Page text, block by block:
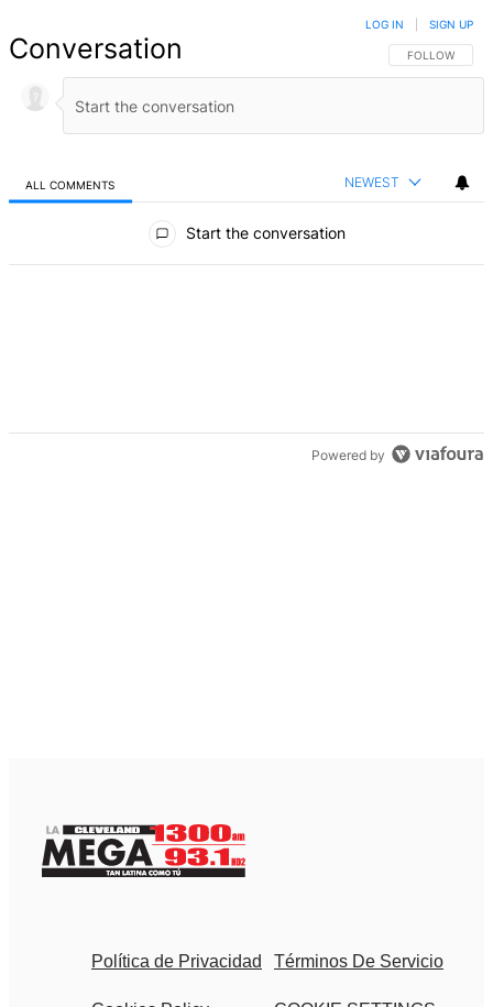
Conversation FOLLOW THIS
FOLLOW
LOG IN SIGN UP
ALL COMMENTS NEWEST
Start the conversation
Powered by
Política de Privacidad Términos De Servicio